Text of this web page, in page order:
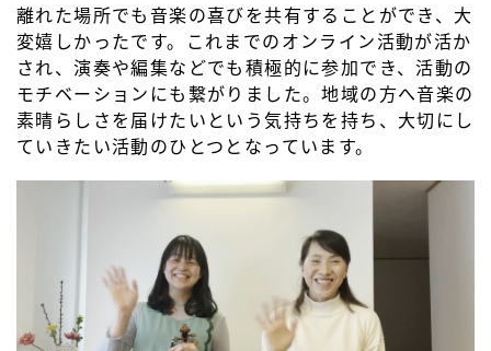
離れた場所でも音楽の喜びを共有することができ、大
変嬉しかったです。これまでのオンライン活動が活か
され、演奏や編集などでも積極的に参加でき、活動の
モチベーションにも繋がりました。地域の方へ音楽の
素晴らしさを届けたいという気持ちを持ち、大切にし
ていきたい活動のひとつとなっています。